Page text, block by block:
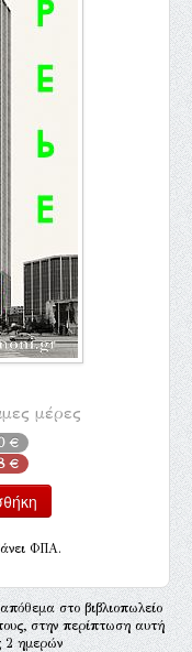
μέρες
€
€
ΦΠΑ.
στο βιβλιοπωλείο
στην περίπτωση αυτή
2 ημερών